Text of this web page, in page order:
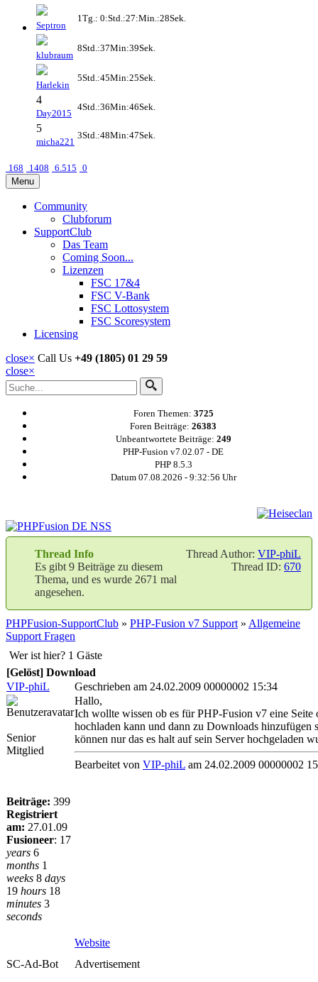
Septron
1Tg.: 0:Std.:27:Min.:28Sek.
klubraum
8Std.:37Min:39Sek.
Harlekin
5Std.:45Min:25Sek.
4
Day2015
4Std.:36Min:46Sek.
5
micha221
3Std.:48Min:47Sek.
168 1408 6.515 0
Menu
Community
Clubforum
SupportClub
Das Team
Coming Soon...
Lizenzen
FSC 17&4
FSC V-Bank
FSC Lottosystem
FSC Scoresystem
Licensing
close× Call Us +49 (1805) 01 29 59
close×
Foren Themen: 3725
Foren Beiträge: 26383
Unbeantwortete Beiträge: 249
PHP-Fusion v7.02.07 - DE
PHP 8.5.3
Datum 07.08.2026 - 9:32:57 Uhr
Thread Author: VIP-phiL
Thread ID: 670
Thread Info
Es gibt 9 Beiträge zu diesem
Thema, und es wurde 2671 mal
angesehen.
PHPFusion-SupportClub » PHP-Fusion v7 Support » Allgemeine
Support Fragen
Wer ist hier? 1 Gäste
[Gelöst] Download
VIP-phiL
Geschrieben am 24.02.2009 00000002 15:34
Senior
Mitglied
Beiträge: 399
Registriert
am: 27.01.09
Fusioneer: 17
years 6
months 1
weeks 8 days
19 hours 18
minutes 3
seconds
Hallo,
Ich wollte wissen ob es für PHP-Fusion v7 eine
hochladen kann und dann zu Downloads hinzufügen
können nur das es halt auf sein Server hochgeladen
Bearbeitet von VIP-phiL am 24.02.2009 00000002
Website
SC-Ad-Bot
Advertisement